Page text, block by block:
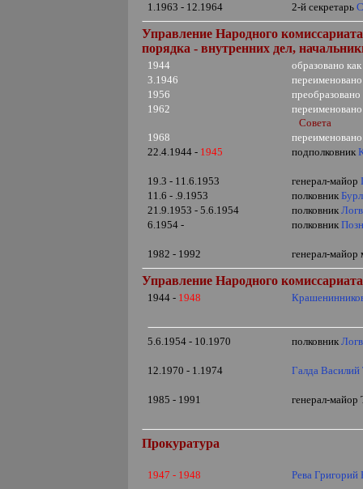
1.1963 - 12.1964
2-й секретарь
Управление Народного
порядка - внутренних дел,
1944
образовано
3.1946
1956
1962
Совета
1968
22.4.1944 - 1945 подполковник
19.3 - 11.6.1953 генерал-майор
11.6 - .9.1953
полковник
21.9.1953 - 5.6.1954
полковник
6.1954 -
полковник
1982 - 1992 генерал-
Управление Народного
1944 - 1948
5.6.1954 - 10.1970 полковник
12.1970 - 1.1974 Галда
1985 - 1991 генерал-
Прокуратура
1947 - 1948 Рева Григорий